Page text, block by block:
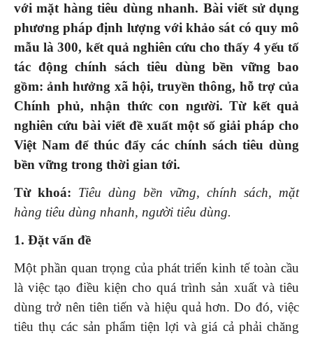
với mặt hàng tiêu dùng nhanh. Bài viết sử dụng
phương pháp định lượng với khảo sát có quy mô
mẫu là 300, kết quả nghiên cứu cho thấy 4 yếu tố
tác động chính sách tiêu dùng bền vững bao
gồm: ảnh hưởng xã hội, truyền thông, hỗ trợ của
Chính phủ, nhận thức con người. Từ kết quả
nghiên cứu bài viết đề xuất một số giải pháp cho
Việt Nam để thúc đẩy các chính sách tiêu dùng
bền vững trong thời gian tới.
Từ khoá: Tiêu dùng bền vững, chính sách, mặt
hàng tiêu dùng nhanh, người tiêu dùng.
1. Đặt vấn đề
Một phần quan trọng của phát triển kinh tế toàn cầu
là việc tạo điều kiện cho quá trình sản xuất và tiêu
dùng trở nên tiên tiến và hiệu quả hơn. Do đó, việc
tiêu thụ các sản phẩm tiện lợi và giá cả phải chăng